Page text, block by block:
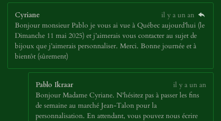
Cyriane
il y a un an
Bonjour monsieur Pablo je vous ai vue à Québec aujourd’hui (le
Dimanche 11 mai 2025) et j’aimerais vous contacter au sujet de
bijoux que j’aimerais personnaliser. Merci. Bonne journée et à
bientôt (sûrement)
Pablo Ikraar
il y a un an
Bonjour Madame Cyriane. N'hésitez pas à passer les fins
de semaine au marché Jean-Talon pour la
personnalisation. En attendant, vous pouvez nous écrire